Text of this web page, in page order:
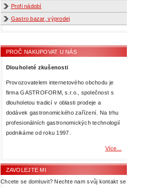
Profi nádobí
Gastro bazar, výprodej
PROČ NAKUPOVAT U NÁS
Dlouholeté zkušenosti
Provozovatelem internetového obchodu je
firma GASTROFORM, s.r.o., společnost s
dlouholetou tradicí v oblasti prodeje a
dodávek gastronomického zařízení. Na trhu
profesionálních gastronomických technologií
podnikáme od roku 1997.
Více...
ZAVOLEJTE MI
Chcete se domluvit? Nechte nam svůj kontakt se